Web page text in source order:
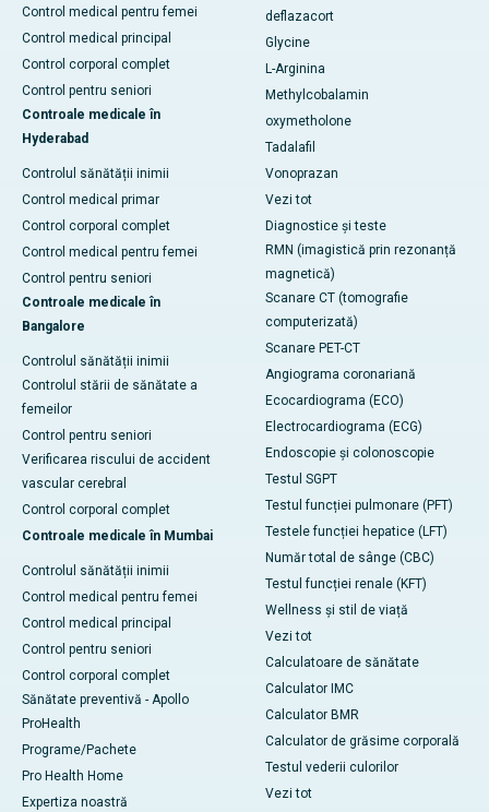
Control medical pentru femei
Control medical principal
Control corporal complet
Control pentru seniori
Controale medicale în
Hyderabad
Controlul sănătății inimii
Control medical primar
Control corporal complet
Control medical pentru femei
Control pentru seniori
Controale medicale în
Bangalore
Controlul sănătății inimii
Controlul stării de sănătate a
femeilor
Control pentru seniori
Verificarea riscului de accident
vascular cerebral
Control corporal complet
Controale medicale în Mumbai
Controlul sănătății inimii
Control medical pentru femei
Control medical principal
Control pentru seniori
Control corporal complet
Sănătate preventivă - Apollo
ProHealth
Programe/Pachete
Pro Health Home
Expertiza noastră
deflazacort
Glycine
L-Arginina
Methylcobalamin
oxymetholone
Tadalafil
Vonoprazan
Vezi tot
Diagnostice și teste
RMN (imagistică prin rezonanță
magnetică)
Scanare CT (tomografie
computerizată)
Scanare PET-CT
Angiograma coronariană
Ecocardiograma (ECO)
Electrocardiograma (ECG)
Endoscopie și colonoscopie
Testul SGPT
Testul funcției pulmonare (PFT)
Testele funcției hepatice (LFT)
Număr total de sânge (CBC)
Testul funcției renale (KFT)
Wellness și stil de viață
Vezi tot
Calculatoare de sănătate
Calculator IMC
Calculator BMR
Calculator de grăsime corporală
Testul vederii culorilor
Vezi tot